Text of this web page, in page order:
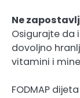
Ne
Osigurajte da
dovoljno
vitamini i
FODMAP